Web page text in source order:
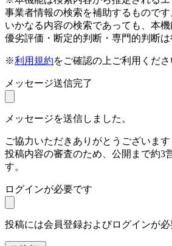
事業者情報の検索を補助するものです
いかなる内容の検索であっても、本機
優劣評価・断定的判断・専門的判断は
※利用規約をご確認の上ご利用くださ
メッセージ送信完了
メッセージを送信しました。
ご協力いただきありがとうございます
投稿内容の審査のため、公開まで約3
す。
ログインが必要です
投稿には会員登録およびログインが必